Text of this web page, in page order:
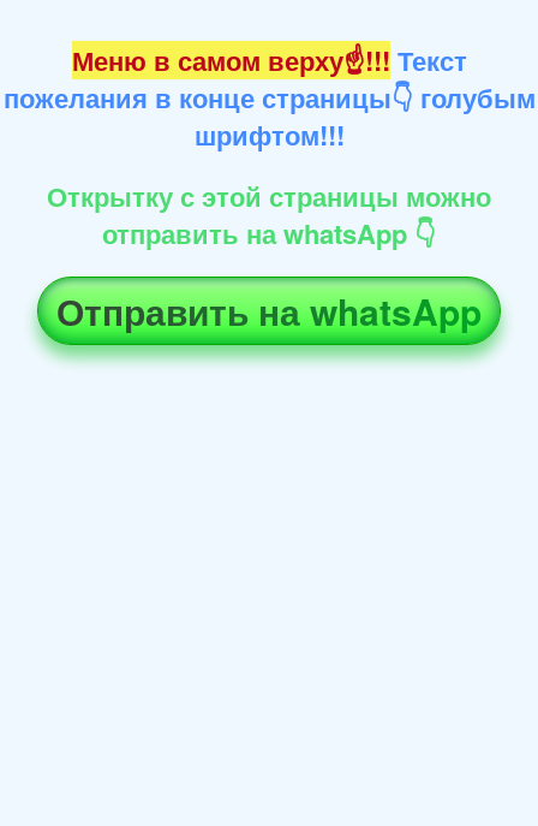
Меню в самом верху☝!!! Текст
пожелания в конце страницы👇 голубым
шрифтом!!!
Открытку с этой страницы можно
отправить на whatsApp 👇
Отправить на whatsApp